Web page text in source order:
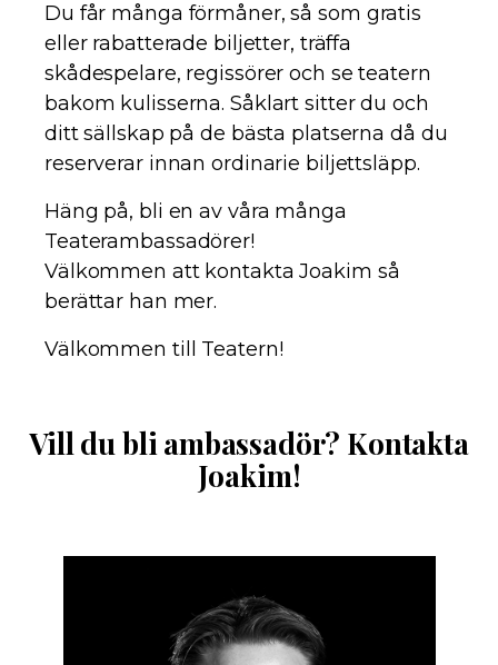
Du får många förmåner, så som gratis
eller rabatterade biljetter, träffa
skådespelare, regissörer och se teatern
bakom kulisserna. Såklart sitter du och
ditt sällskap på de bästa platserna då du
reserverar innan ordinarie biljettsläpp.
Häng på, bli en av våra många
Teaterambassadörer!
Välkommen att kontakta Joakim så
berättar han mer.
Välkommen till Teatern!
Vill du bli ambassadör? Kontakta
Joakim!